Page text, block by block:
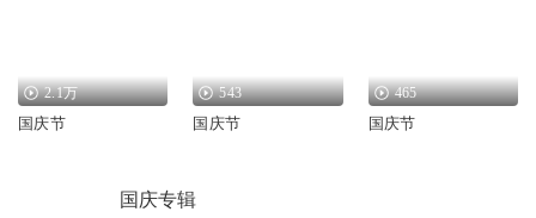
2.1万
国庆节
543
国庆节
465
国庆节
国庆专辑